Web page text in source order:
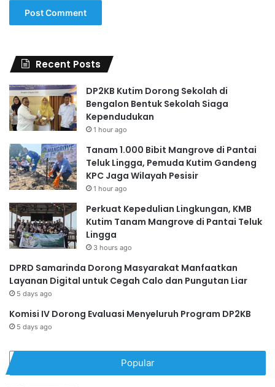
Recent Posts
DP2KB Kutim Dorong Sekolah di
Bengalon Bentuk Sekolah Siaga
Kependudukan
1 hour ago
Tanam 1.000 Bibit Mangrove di Pantai
Teluk Lingga, Pemuda Kutim Gandeng
KPC Jaga Wilayah Pesisir
1 hour ago
Perkuat Kepedulian Lingkungan, KMB
Kutim Tanam Mangrove di Pantai Teluk
Lingga
3 hours ago
DPRD Samarinda Dorong Masyarakat Manfaatkan
Layanan Digital untuk Cegah Calo dan Pungutan Liar
5 days ago
Komisi IV Dorong Evaluasi Menyeluruh Program DP2KB
5 days ago
Popular